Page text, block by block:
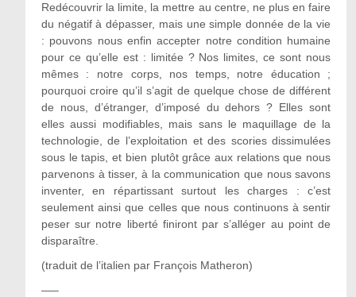
Redécouvrir la limite, la mettre au centre, ne plus en faire
du négatif à dépasser, mais une simple donnée de la vie
: pouvons nous enfin accepter notre condition humaine
pour ce qu’elle est : limitée ? Nos limites, ce sont nous
mêmes : notre corps, nos temps, notre éducation ;
pourquoi croire qu’il s’agit de quelque chose de différent
de nous, d’étranger, d’imposé du dehors ? Elles sont
elles aussi modifiables, mais sans le maquillage de la
technologie, de l’exploitation et des scories dissimulées
sous le tapis, et bien plutôt grâce aux relations que nous
parvenons à tisser, à la communication que nous savons
inventer, en répartissant surtout les charges : c’est
seulement ainsi que celles que nous continuons à sentir
peser sur notre liberté finiront par s’alléger au point de
disparaître.
(traduit de l’italien par François Matheron)
—–